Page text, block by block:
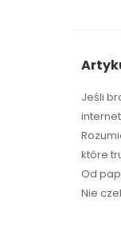
Jeśli
które
Od
Nie